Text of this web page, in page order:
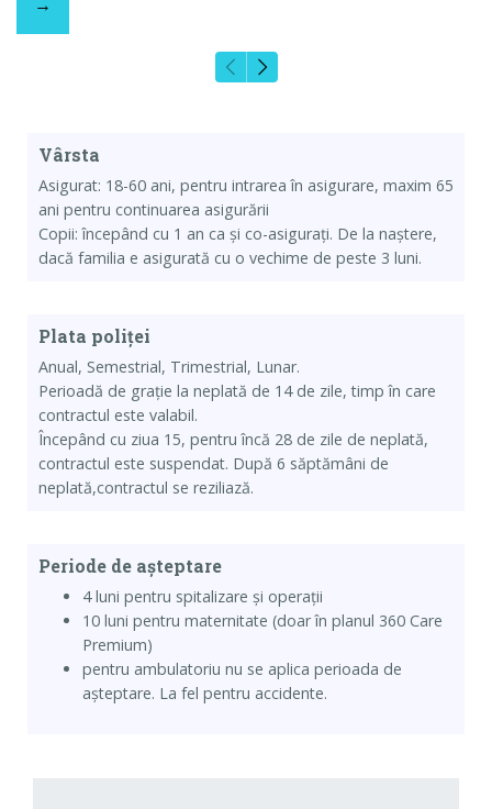
Vârsta
Asigurat: 18-60 ani, pentru intrarea în asigurare, maxim 65
ani pentru continuarea asigurării
Copii: începând cu 1 an ca și co-asigurați. De la naștere,
dacă familia e asigurată cu o vechime de peste 3 luni.
Plata poliței
Anual, Semestrial, Trimestrial, Lunar.
Perioadă de grație la neplată de 14 de zile, timp în care
contractul este valabil.
Începând cu ziua 15, pentru încă 28 de zile de neplată,
contractul este suspendat. După 6 săptămâni de
neplată,contractul se reziliază.
Periode de așteptare
4 luni pentru spitalizare și operații
10 luni pentru maternitate (doar în planul 360 Care
Premium)
pentru ambulatoriu nu se aplica perioada de
așteptare. La fel pentru accidente.